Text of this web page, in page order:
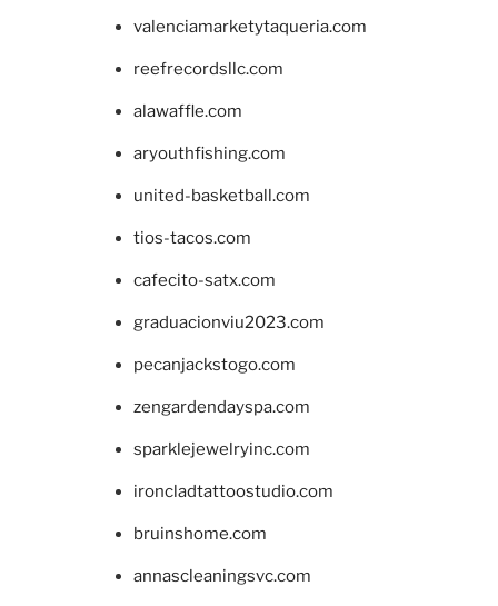
valenciamarketytaqueria.com
reefrecordsllc.com
alawaffle.com
aryouthfishing.com
united-basketball.com
tios-tacos.com
cafecito-satx.com
graduacionviu2023.com
pecanjackstogo.com
zengardendayspa.com
sparklejewelryinc.com
ironcladtattoostudio.com
bruinshome.com
annascleaningsvc.com